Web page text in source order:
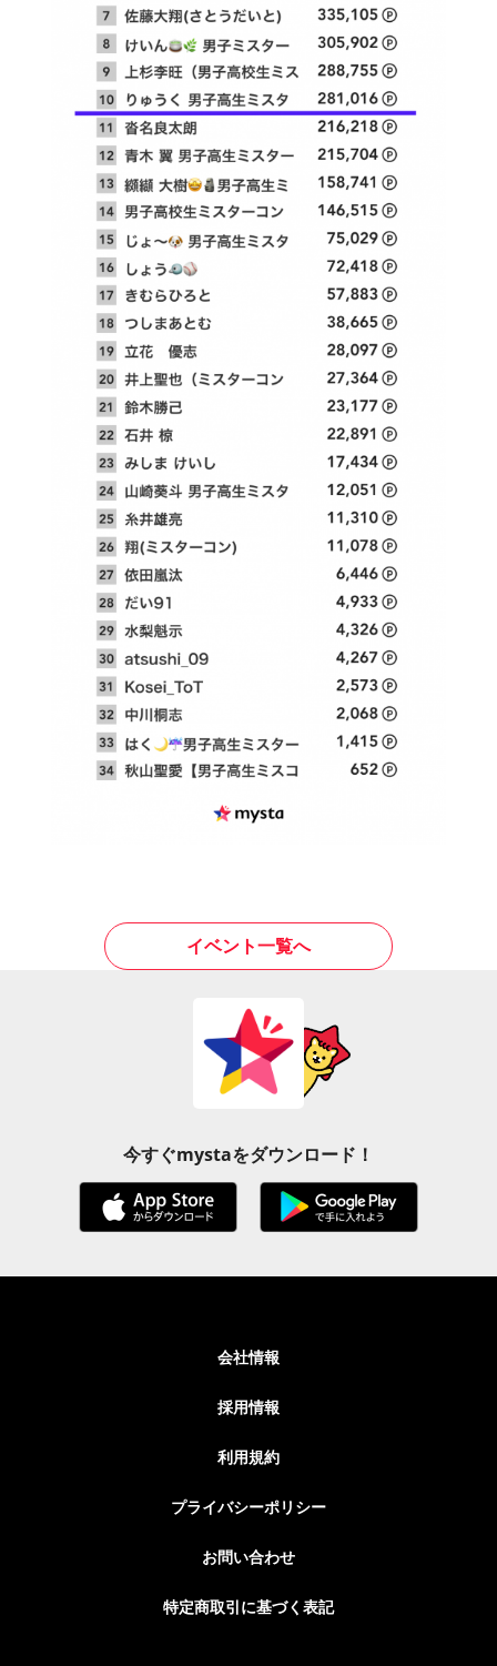
イベント一覧へ
今すぐmystaをダウンロード！
会社情報
採用情報
利用規約
プライバシーポリシー
お問い合わせ
特定商取引に基づく表記